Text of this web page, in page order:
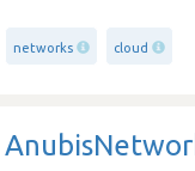
networks cloud